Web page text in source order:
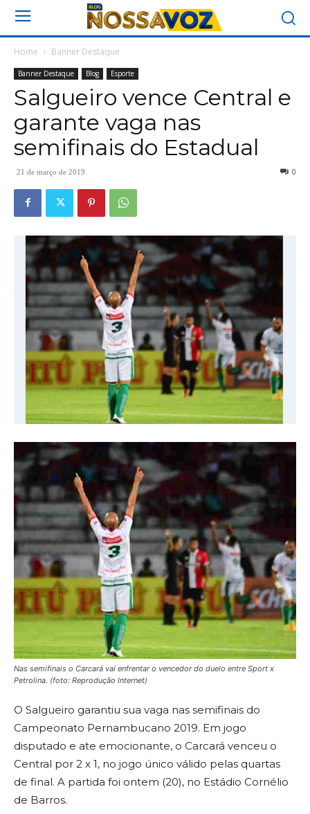
Home Banner Destaque
Banner Destaque Blog Esporte
Salgueiro vence Central e
garante vaga nas
semifinais do Estadual
21 de março de 2019 0
Nas semifinais o Carcará vai enfrentar o vencedor do duelo entre Sport x
Petrolina. (foto: Reprodução Internet)
O Salgueiro garantiu sua vaga nas semifinais do
Campeonato Pernambucano 2019. Em jogo
disputado e ate emocionante, o Carcará venceu o
Central por 2 x 1, no jogo único válido pelas quartas
de final. A partida foi ontem (20), no Estádio Cornélio
de Barros.